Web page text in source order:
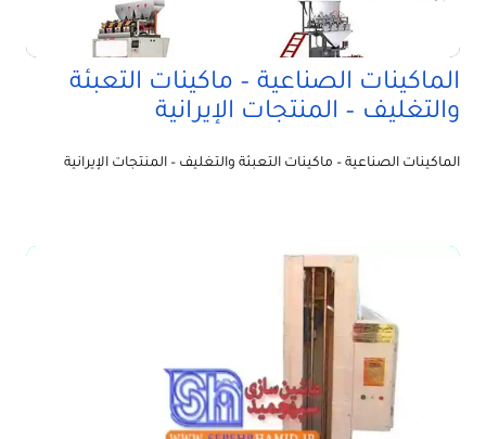
الماكينات الصناعية – ماكينات التعبئة
والتغليف – المنتجات الإيرانية
الماكينات الصناعية – ماكينات التعبئة والتغليف – المنتجات الإيرانية